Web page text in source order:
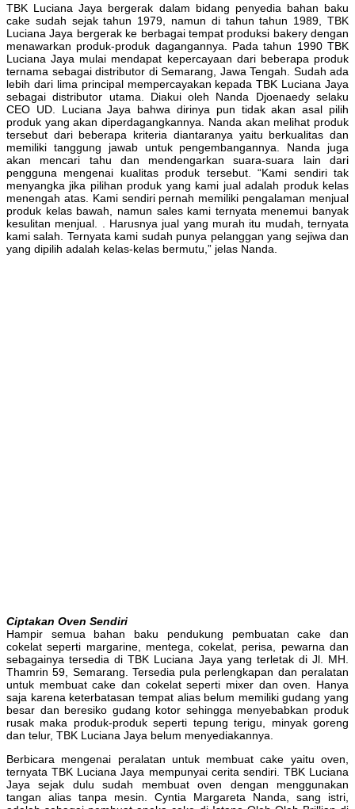
TBK Luciana Jaya bergerak dalam bidang penyedia bahan baku
cake sudah sejak tahun 1979, namun di tahun tahun 1989, TBK
Luciana Jaya bergerak ke berbagai tempat produksi bakery dengan
menawarkan produk-produk dagangannya. Pada tahun 1990 TBK
Luciana Jaya mulai mendapat kepercayaan dari beberapa produk
ternama sebagai distributor di Semarang, Jawa Tengah. Sudah ada
lebih dari lima principal mempercayakan kepada TBK Luciana Jaya
sebagai distributor utama. Diakui oleh Nanda Djoenaedy selaku
CEO UD. Luciana Jaya bahwa dirinya pun tidak akan asal pilih
produk yang akan diperdagangkannya. Nanda akan melihat produk
tersebut dari beberapa kriteria diantaranya yaitu berkualitas dan
memiliki tanggung jawab untuk pengembangannya. Nanda juga
akan mencari tahu dan mendengarkan suara-suara lain dari
pengguna mengenai kualitas produk tersebut. “Kami sendiri tak
menyangka jika pilihan produk yang kami jual adalah produk kelas
menengah atas. Kami sendiri pernah memiliki pengalaman menjual
produk kelas bawah, namun sales kami ternyata menemui banyak
kesulitan menjual. . Harusnya jual yang murah itu mudah, ternyata
kami salah. Ternyata kami sudah punya pelanggan yang sejiwa dan
yang dipilih adalah kelas-kelas bermutu,” jelas Nanda.
Ciptakan Oven Sendiri
Hampir semua bahan baku pendukung pembuatan cake dan
cokelat seperti margarine, mentega, cokelat, perisa, pewarna dan
sebagainya tersedia di TBK Luciana Jaya yang terletak di Jl. MH.
Thamrin 59, Semarang. Tersedia pula perlengkapan dan peralatan
untuk membuat cake dan cokelat seperti mixer dan oven. Hanya
saja karena keterbatasan tempat alias belum memiliki gudang yang
besar dan beresiko gudang kotor sehingga menyebabkan produk
rusak maka produk-produk seperti tepung terigu, minyak goreng
dan telur, TBK Luciana Jaya belum menyediakannya.
Berbicara mengenai peralatan untuk membuat cake yaitu oven,
ternyata TBK Luciana Jaya mempunyai cerita sendiri. TBK Luciana
Jaya sejak dulu sudah membuat oven dengan menggunakan
tangan alias tanpa mesin. Cyntia Margareta Nanda, sang istri,